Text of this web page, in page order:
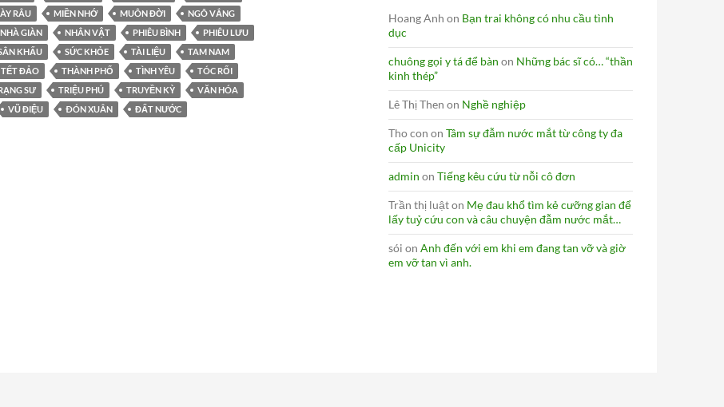
RÂU MIỀN NHỚ MUÔN ĐỜI
NGÕ VẮNG
NHÀ GIÀN NHÂN VẬT PHIÊU BÌNH
PHIÊU LƯU
KHẤU SỨC KHỎE TÀI LIỆU
TAM NAM
TẾT ĐẢO THÀNH PHỐ TÌNH YÊU
TÓC RỐI
SƯ TRIỆU PHÚ TRUYỀN KỲ
VĂN HÓA
VŨ ĐIỆU ÐÓN XUÂN ĐẤT NƯỚC
Hoang Anh on Bạn trai không có nhu cầu tình
dục
chuông gọi y tá để bàn on Những bác sĩ có… “thần
kinh thép”
Lê Thị Then on Nghề nghiệp
Tho con on Tâm sự đẫm nước mắt từ công ty đa
cấp Unicity
admin on Tiếng kêu cứu từ nỗi cô đơn
Trần thị luậton Mẹ đau khổ tìm kẻ cưỡng gian để
lấy tuỷ cứu con và câu chuyện đẫm nước mắt…
sói on Anh đến với em khi em đang tan vỡ và giờ
em vỡ tan vì anh.